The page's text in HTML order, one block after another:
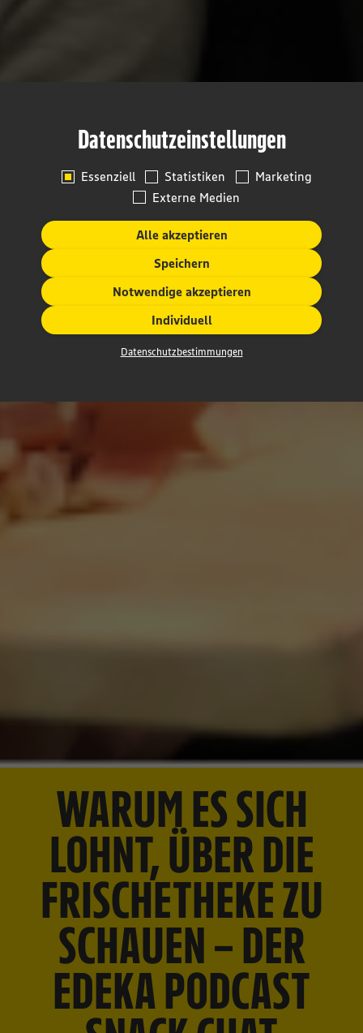
WARUM ES SICH
LOHNT, ÜBER DIE
FRISCHETHEKE ZU
SCHAUEN – DER
EDEKA PODCAST
Datenschutzeinstellungen
Essenziell Statistiken
Marketing
Externe Medien
Alle akzeptieren
Speichern
Notwendige akzeptieren
Individuell
Datenschutzbestimmungen